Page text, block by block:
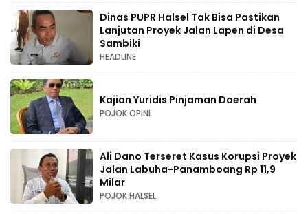
Dinas PUPR Halsel Tak Bisa Pastikan
Lanjutan Proyek Jalan Lapen di Desa
Sambiki
HEADLINE
Kajian Yuridis Pinjaman Daerah
POJOK OPINI
Ali Dano Terseret Kasus Korupsi Proyek
Jalan Labuha-Panamboang Rp 11,9
Milar
POJOK HALSEL